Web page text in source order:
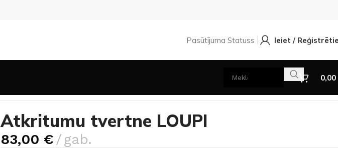
Pasūtījuma Statuss Ieiet /
0,00
Atkritumu tvertne LOUPI
83,00 € gab.